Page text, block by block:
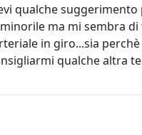
qualche
ma mi sembra
in giro...sia
qualche altra